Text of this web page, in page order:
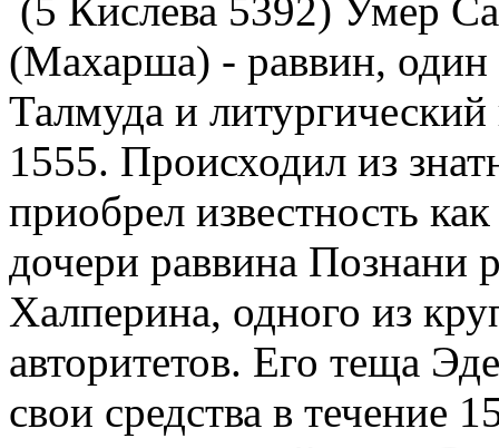
(5 Кислева 5392) Умер
(Махарша) - раввин, один
Талмуда и
1555. Происходил из
приобрел известность
дочери раввина
Халперина, одного из
авторитетов. Его теща
свои средства в течение